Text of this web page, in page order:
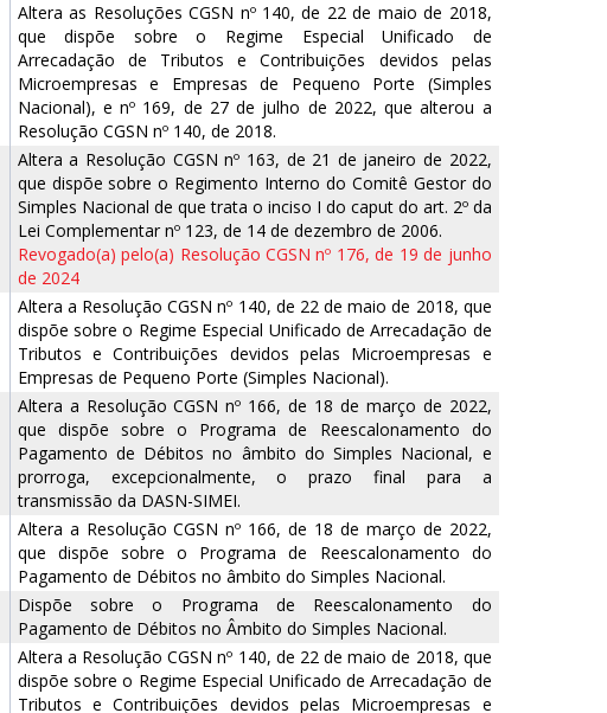
Altera as Resoluções CGSN nº 140, de 22 de maio de 2018,
que dispõe sobre o Regime Especial Unificado de
Arrecadação de Tributos e Contribuições devidos pelas
Microempresas e Empresas de Pequeno Porte (Simples
Nacional), e nº 169, de 27 de julho de 2022, que alterou a
Resolução CGSN nº 140, de 2018.
Altera a Resolução CGSN nº 163, de 21 de janeiro de 2022,
que dispõe sobre o Regimento Interno do Comitê Gestor do
Simples Nacional de que trata o inciso I do caput do art. 2º da
Lei Complementar nº 123, de 14 de dezembro de 2006.
Revogado(a) pelo(a) Resolução CGSN nº 176, de 19 de junho
de 2024
Altera a Resolução CGSN nº 140, de 22 de maio de 2018, que
dispõe sobre o Regime Especial Unificado de Arrecadação de
Tributos e Contribuições devidos pelas Microempresas e
Empresas de Pequeno Porte (Simples Nacional).
Altera a Resolução CGSN nº 166, de 18 de março de 2022,
que dispõe sobre o Programa de Reescalonamento do
Pagamento de Débitos no âmbito do Simples Nacional, e
prorroga, excepcionalmente, o prazo final para a
transmissão da DASN-SIMEI.
Altera a Resolução CGSN nº 166, de 18 de março de 2022,
que dispõe sobre o Programa de Reescalonamento do
Pagamento de Débitos no âmbito do Simples Nacional.
Dispõe sobre o Programa de Reescalonamento do
Pagamento de Débitos no Âmbito do Simples Nacional.
Altera a Resolução CGSN nº 140, de 22 de maio de 2018, que
dispõe sobre o Regime Especial Unificado de Arrecadação de
Tributos e Contribuições devidos pelas Microempresas e